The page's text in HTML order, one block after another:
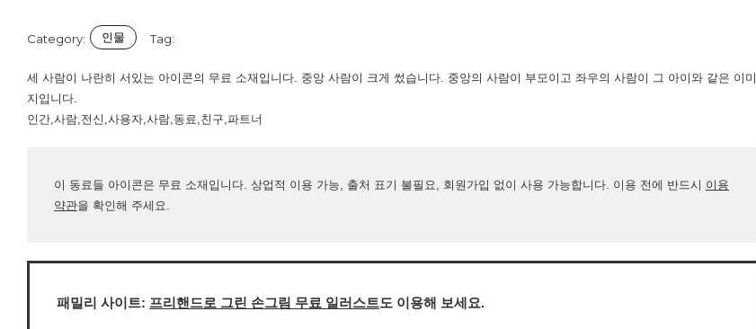
Category: 인물 Tag:
세 사람이 나란히 서있는 아이콘의 무료 소재입니다. 중앙 사람이 크게 썼습니다. 중앙의 사람이 부모이고 좌우의 사람이 그 아이와 같은 이미
지입니다.
인간,사람,전신,사용자,사람,동료,친구,파트너
이 동료들 아이콘은 무료 소재입니다. 상업적 이용 가능, 출처 표기 불필요, 회원가입 없이 사용 가능합니다. 이용 전에 반드시 이용
약관을 확인해 주세요.
패밀리 사이트: 프리핸드로 그린 손그림 무료 일러스트도 이용해 보세요.